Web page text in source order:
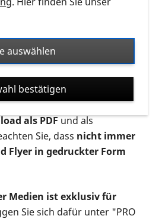
Sie sämtliches Infomaterial
um ausschließlich
Audios oder Videos zu
und Broschüren werden in
angeboten: zur
als gedruckte Variante
als PDFund als
Sie, dass nicht immer
Flyer in gedruckter Form
Medien ist exklusiv für
Sie sich dafür unter "PRO
auswählen
bestätigen